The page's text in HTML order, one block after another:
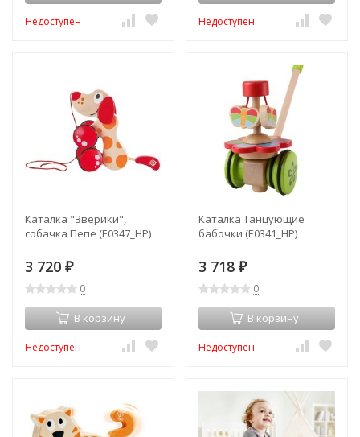
Недоступен Недоступен
Каталка "Зверики",
собачка Пепе (E0347_HP)
3 720 ₽
0
В корзину
Недоступен
Каталка Танцующие
бабочки (E0341_HP)
3 718 ₽
0
В корзину
Недоступен